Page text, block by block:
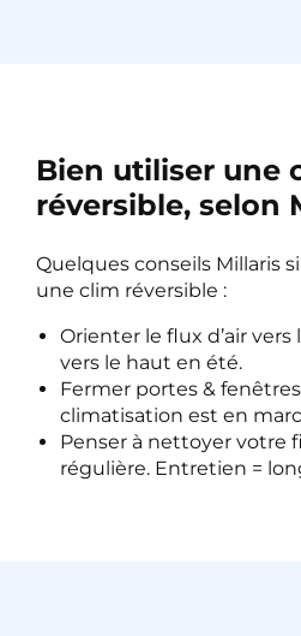
Bien utiliser une
réversible, selon
Quelques conseils Millaris
une clim réversible :
Orienter le flux d’air vers
vers le haut en été.
Fermer portes &
climatisation est en
Penser à nettoyer votre
régulière. Entretien =